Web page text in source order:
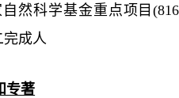
自然科学基金重点项目(
完成人
专著